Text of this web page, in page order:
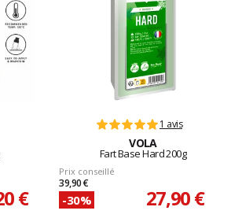
€
1 avis
VOLA
Fart Base Hard 200g
Prix conseillé
39,90 €
-30% 27,90 €